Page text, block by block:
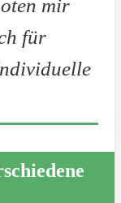
mir
für